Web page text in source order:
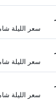
سعر الليلة
سعر الليلة
سعر الليلة